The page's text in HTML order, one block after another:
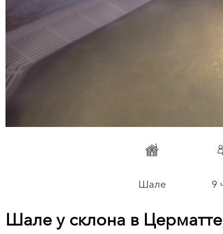
Шале 9
Шале у склона в